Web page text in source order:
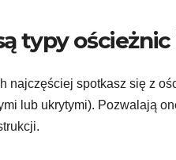
typy
najczęściej spotkasz się z
lub ukrytymi). Pozwalają